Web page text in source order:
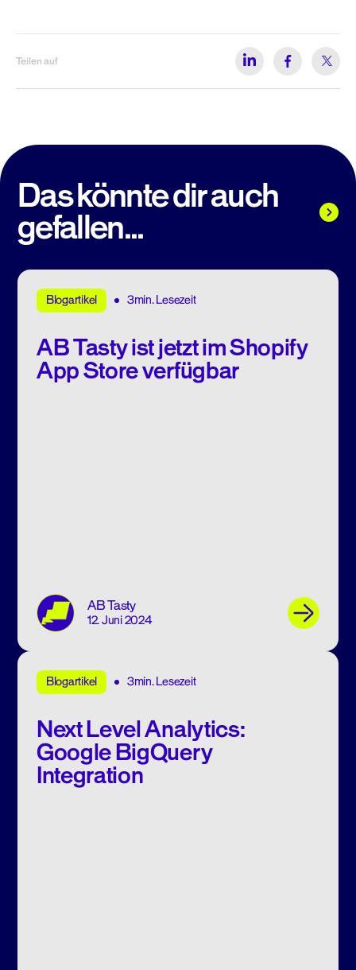
Teilen auf
Das könnte dir auch
gefallen...
Blogartikel 3min. Lesezeit
AB Tasty ist jetzt im Shopify
App Store verfügbar
AB Tasty
12. Juni 2024
Blogartikel 3min. Lesezeit
Next Level Analytics:
Google BigQuery
Integration